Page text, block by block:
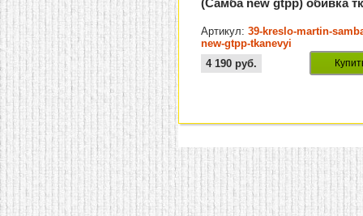
(Самба new gtpp) обивка
Артикул:39-kreslo-martin-
new-gtpp-tkanevyi
4 190 руб.